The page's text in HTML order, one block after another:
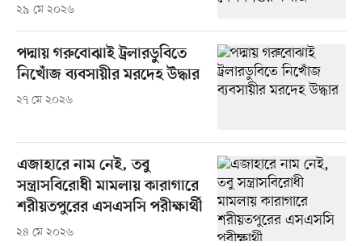
২৯ মে ২০২৬
পদ্মায় গরুবোঝাই ট্রলারডুবিতে
নিখোঁজ ব্যবসায়ীর মরদেহ উদ্ধার
২৭ মে ২০২৬
এজাহারে নাম নেই, তবু
সন্ত্রাসবিরোধী মামলায় কারাগারে
শরীয়তপুরের এসএসসি পরীক্ষার্থী
২৪ মে ২০২৬